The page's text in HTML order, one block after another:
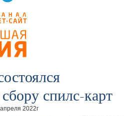
спилс-карт
2022г